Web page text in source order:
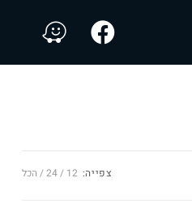
צפייה: 12
24 הכל